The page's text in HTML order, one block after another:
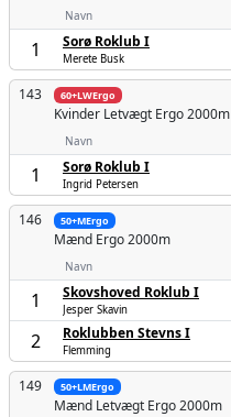
Navn
1 Sorø Roklub I
Merete Busk
143 60+LWErgo
Kvinder Letvægt Ergo 2000m
Navn
1 Sorø Roklub I
Ingrid Petersen
146 50+MErgo
Mænd Ergo 2000m
Navn
1 Skovshoved Roklub I
Jesper Skavin
2 Roklubben Stevns I
Flemming
149 50+LMErgo
Mænd Letvægt Ergo 2000m